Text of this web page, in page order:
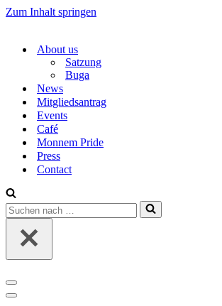
Zum Inhalt springen
About us
Satzung
Buga
News
Mitgliedsantrag
Events
Café
Monnem Pride
Press
Contact
Suchen
nach …
Navigations-
Menü
Navigations-